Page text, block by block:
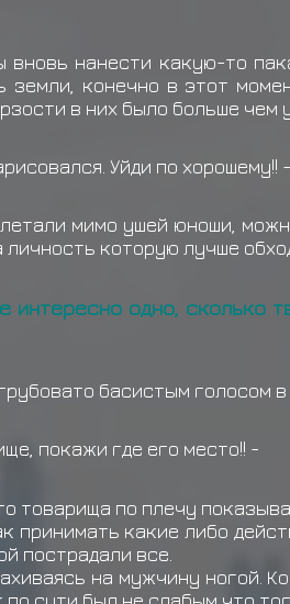
Узумаки
вновь нанести какую-то
земли, конечно в этот
в них было больше чем
Уйди по хорошему!! -
мимо ушей юноши,
которую лучше
интересно одно, сколько
басистым голосом в
покажи где его место!! -
товарища по плечу
принимать какие либо
пострадали все.
на мужчину ногой.